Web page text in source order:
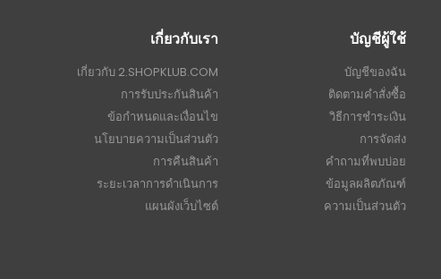
บัญชีผู้ใช้
บัญชีของฉัน
ติดตามคำสั่งซื้อ
วิธีการชำระเงิน
การจัดส่ง
คำถามที่พบบ่อย
ข้อมูลผลิตภัณฑ์
ความเป็นส่วนตัว
เกี่ยวกับเรา
เกี่ยวกับ 2.SHOPKLUB.COM
การรับประกันสินค้า
ข้อกำหนดและเงื่อนไข
นโยบายความเป็นส่วนตัว
การคืนสินค้า
ระยะเวลาการดำเนินการ
แผนผังเว็บไซต์